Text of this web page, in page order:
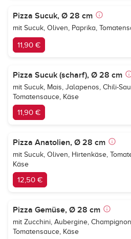
Pizza Sucuk, Ø 28 cm
mit Sucuk, Oliven, Paprika,
11,90 €
Pizza Sucuk (scharf), Ø 28 cm
mit Sucuk, Mais, Jalapenos, Chili-
Tomatensauce, Käse
11,90 €
Pizza Anatolien, Ø 28 cm
mit Sucuk, Oliven, Hirtenkäse,
Käse
12,50 €
Pizza Gemüse, Ø 28 cm
mit Zucchini, Aubergine,
Tomatensauce, Käse